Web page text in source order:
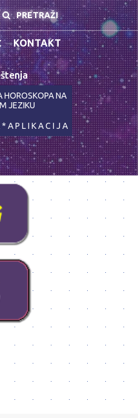
PRETRAŽI
KONTAKT
HOROSKOPA NA
JEZIKU
A P L I K A C I J A